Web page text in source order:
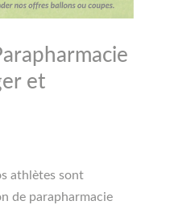
et
athlètes sont
de parapharmacie